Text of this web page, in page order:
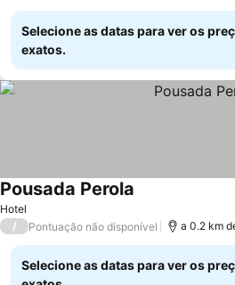
Selecione as datas para ver os
exatos.
Hotel
Pousada Perola
/ Pontuação não disponível a 0.2 km
Selecione as datas para ver os